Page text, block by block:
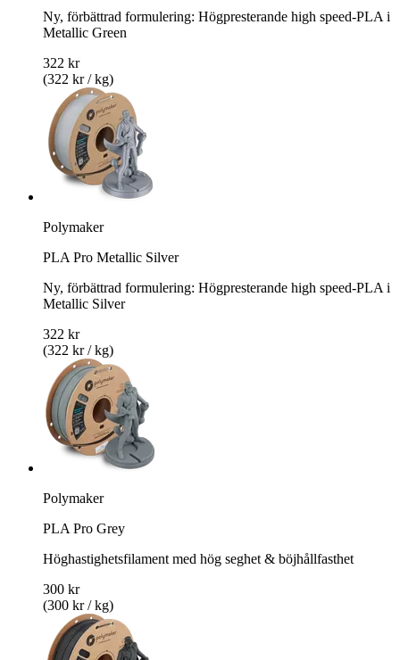
Ny, förbättrad formulering: Högpresterande high speed-PLA i
Metallic Green
322 kr
(322 kr / kg)
Polymaker
PLA Pro Metallic Silver
Ny, förbättrad formulering: Högpresterande high speed-PLA i
Metallic Silver
322 kr
(322 kr / kg)
Polymaker
PLA Pro Grey
Höghastighetsfilament med hög seghet & böjhållfasthet
300 kr
(300 kr / kg)